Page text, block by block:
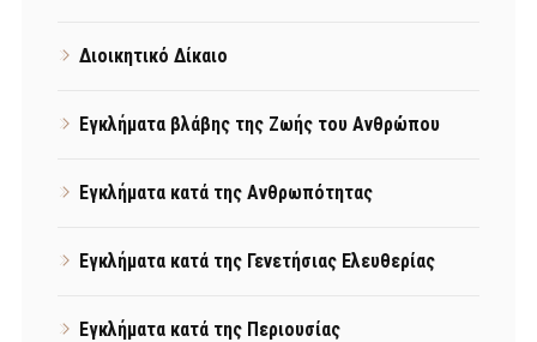
Διοικητικό Δίκαιο
Εγκλήματα βλάβης της Ζωής του Ανθρώπου
Εγκλήματα κατά της Ανθρωπότητας
Εγκλήματα κατά της Γενετήσιας Ελευθερίας
Εγκλήματα κατά της Περιουσίας